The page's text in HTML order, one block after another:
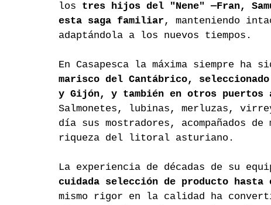
los tres hijos del "Nene" —Fran,
esta saga familiar , manteniendo
adaptándola a los nuevos tiempos.
En Casapesca la máxima siempre ha
marisco del Cantábrico,
y Gijón, y también en otros puertos
Salmonetes, lubinas, merluzas,
día sus mostradores, acompañados
riqueza del litoral asturiano.
La experiencia de décadas de su
cuidada selección de producto
mismo rigor en la calidad ha